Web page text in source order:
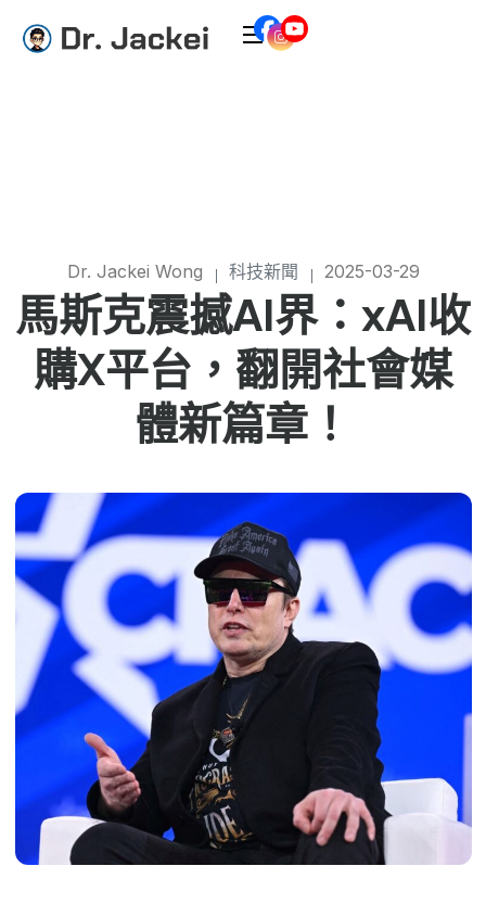
Dr. Jackei Wong 科技新聞 2025-03-29
馬斯克震撼AI界：xAI收
購X平台，翻開社會媒
體新篇章！